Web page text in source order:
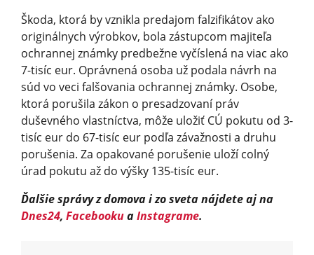
Škoda, ktorá by vznikla predajom falzifikátov ako
originálnych výrobkov, bola zástupcom majiteľa
ochrannej známky predbežne vyčíslená na viac ako
7-tisíc eur. Oprávnená osoba už podala návrh na
súd vo veci falšovania ochrannej známky. Osobe,
ktorá porušila zákon o presadzovaní práv
duševného vlastníctva, môže uložiť CÚ pokutu od 3-
tisíc eur do 67-tisíc eur podľa závažnosti a druhu
porušenia. Za opakované porušenie uloží colný
úrad pokutu až do výšky 135-tisíc eur.
Ďalšie správy z domova i zo sveta nájdete aj na
Dnes24, FacebookuaInstagrame.